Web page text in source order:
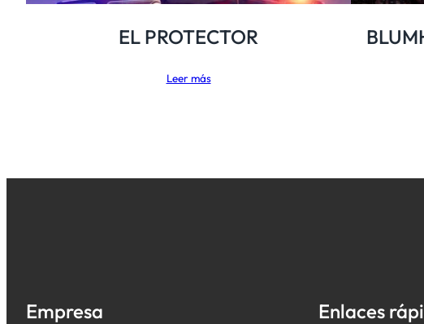
EL PROTECTOR
Leer más
Empresa Enlaces